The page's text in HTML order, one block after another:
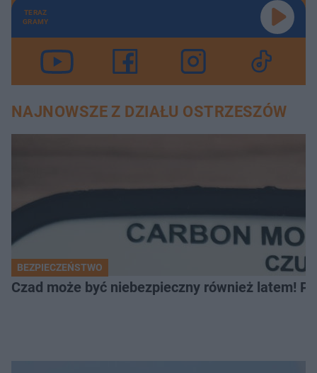
TERAZ
GRAMY
NAJNOWSZE Z DZIAŁU OSTRZESZÓW
BEZPIECZEŃSTWO
Czad może być niebezpieczny również latem!